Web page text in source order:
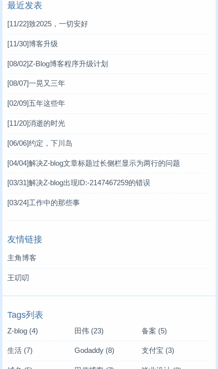
最近发表
[11/22]致2025，一切安好
[11/30]博客升级
[08/02]Z-Blog博客程序升级计划
[08/07]一晃又三年
[02/09]五年这些年
[11/20]消逝的时光
[06/06]约定，下川岛
[04/04]解决Z-blog文章标题过长侧栏显示为两行的问题
[03/31]解决Z-blog出现ID:-2147467259的错误
[03/24]工作中的那些事
友情链接
主角博客
王叨叨
Tags列表
Z-blog (4) 田伟(23) 备案 (5)
生活 (7) Godaddy(8) 支付宝 (3)